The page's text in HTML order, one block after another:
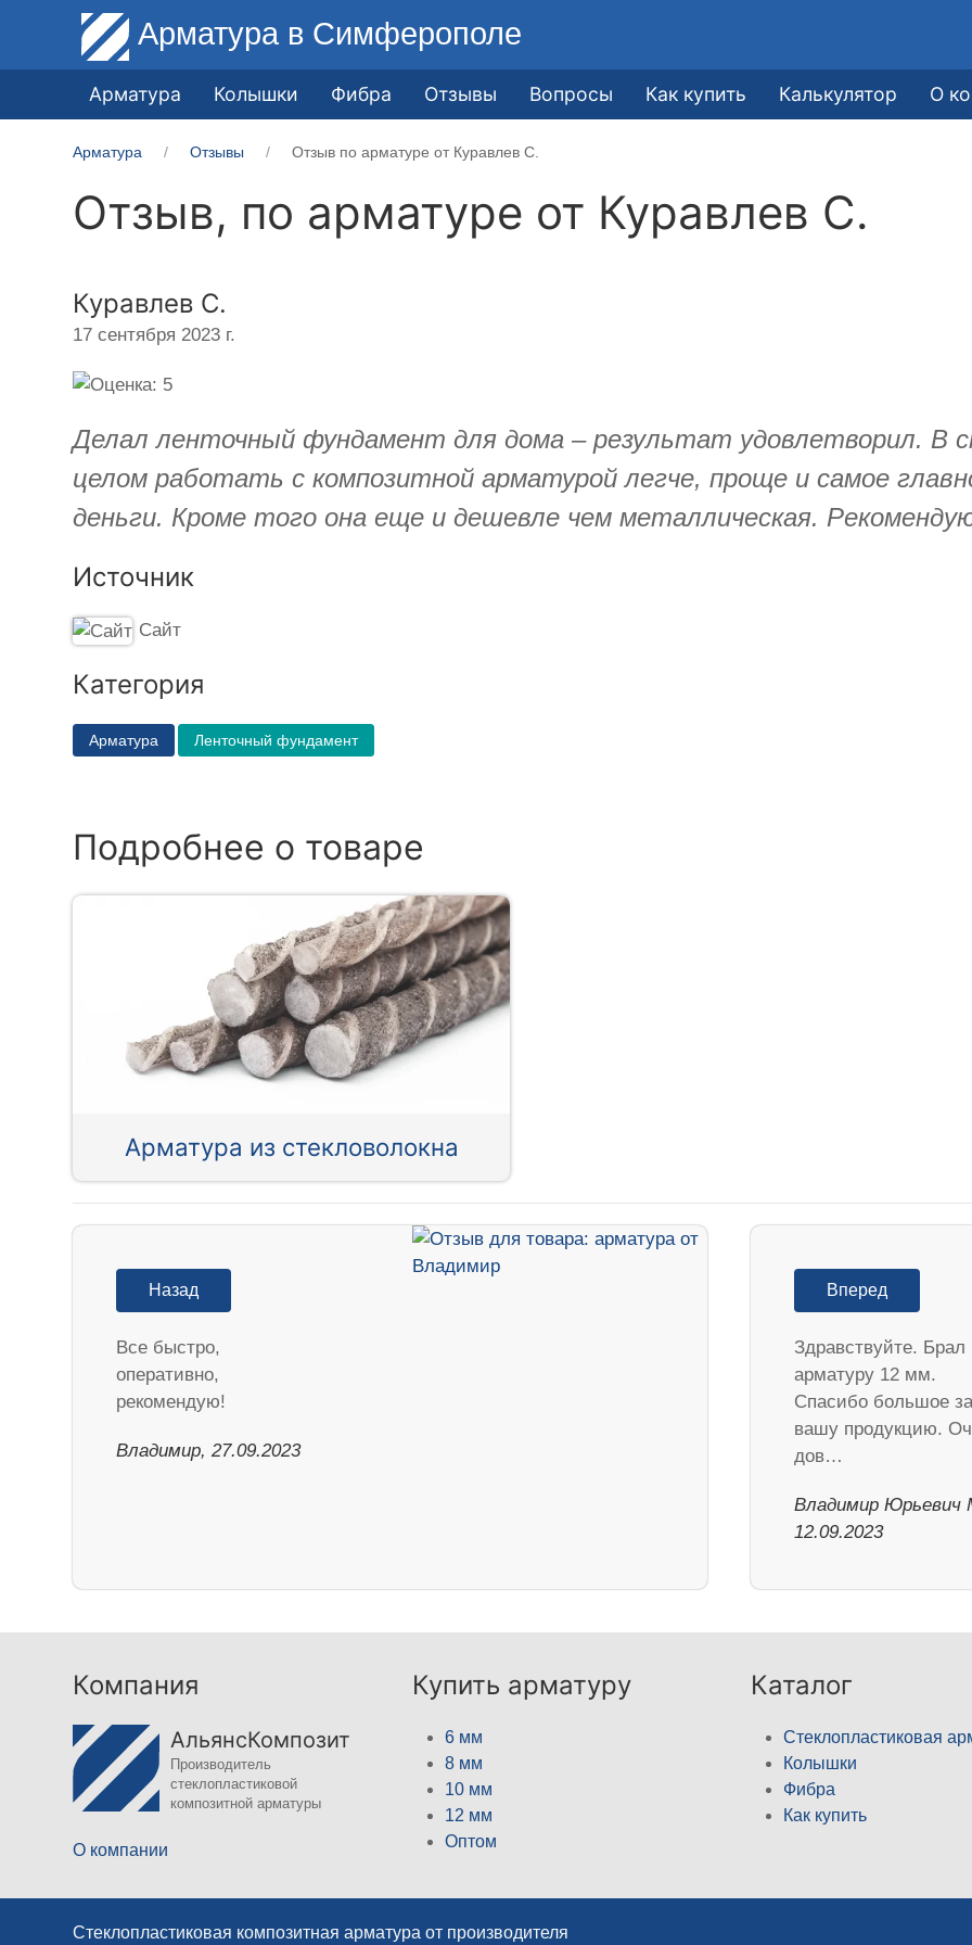
Арматура в Симферополе
Арматура Колышки Фибра Отзывы Вопросы Как купить Калькулятор О
Арматура Отзывы Отзыв по арматуре от Куравлев С.
Отзыв, по арматуре от Куравлев С.
Куравлев С.
17 сентября 2023 г.
Делал ленточный фундамент для дома – результат удовлетворил. В
целом работать с композитной арматурой легче, проще и самое
деньги. Кроме того она еще и дешевле чем металлическая.
Источник
Сайт
Категория
Арматура Ленточный фундамент
Подробнее о товаре
Арматура из стекловолокна
Назад
Все быстро,
оперативно,
рекомендую!
Владимир, 27.09.2023
Вперед
Здравствуйте. Брал
арматуру 12 мм.
Спасибо большое за
вашу продукцию.
дов…
Владимир Юрьевич
12.09.2023
Компания
АльянсКомпозит
Производитель
стеклопластиковой
композитной арматуры
О компании
Купить арматуру
6 мм
8 мм
10 мм
12 мм
Оптом
Каталог
Стеклопластиковая
Колышки
Фибра
Как купить
Стеклопластиковая композитная арматура от производителя